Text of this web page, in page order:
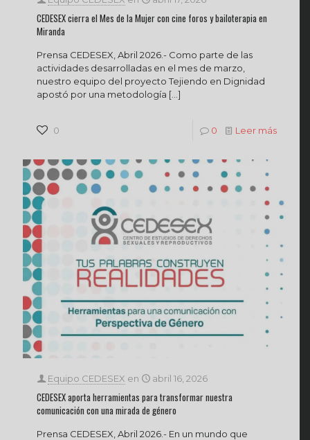
CEDESEX cierra el Mes de la Mujer con cine foros y bailoterapia en
Miranda‌
Prensa CEDESEX, Abril 2026.- Como parte de las
actividades desarrolladas en el mes de marzo,
nuestro equipo del proyecto Tejiendo en Dignidad
apostó por una metodología […]
0 0 Leer más
Equipo CEDESEX en abril 16, 2026
CEDESEX aporta herramientas para transformar nuestra
comunicación con una mirada de género
Prensa CEDESEX, Abril 2026.- En un mundo que